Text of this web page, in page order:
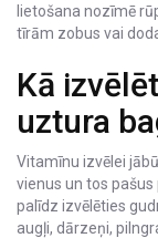
lietošana nozīmē
tīrām zobus vai
Kā
uztura
Vitamīnu izvēlei
vienus un tos
palīdz izvēlēties
augļi, dārzeņi,